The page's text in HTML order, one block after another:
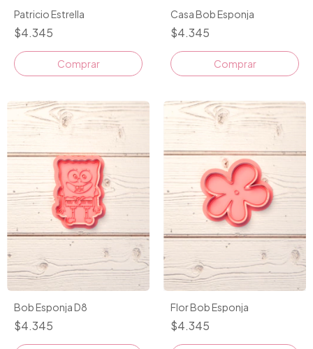
Patricio Estrella
$4.345
Comprar
Casa Bob Esponja
$4.345
Comprar
Bob Esponja D8
$4.345
Flor Bob Esponja
$4.345